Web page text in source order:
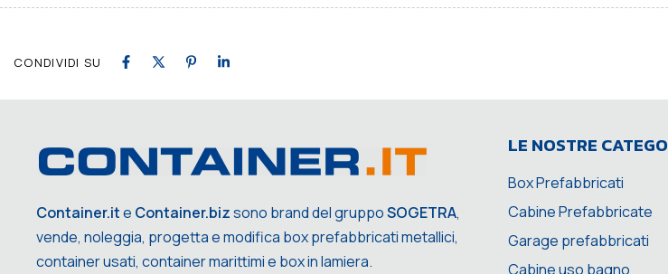
CONDIVIDI SU
Container.ite Container.bizsono brand del gruppoSOGETRA,
vende, noleggia, progetta e modifica box prefabbricati metallici,
container usati, container marittimi e box in lamiera.
LE NOSTRE
Box Prefabbricati
Cabine Prefabbricate
Garage prefabbricati
Cabine uso bagno